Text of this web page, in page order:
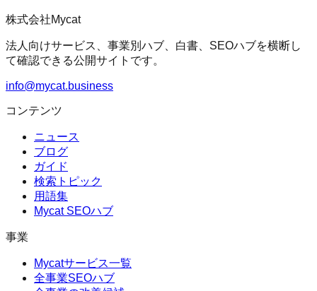
株式会社Mycat
法人向けサービス、事業別ハブ、白書、SEOハブを横断し
て確認できる公開サイトです。
info@mycat.business
コンテンツ
ニュース
ブログ
ガイド
検索トピック
用語集
Mycat SEOハブ
事業
Mycatサービス一覧
全事業SEOハブ